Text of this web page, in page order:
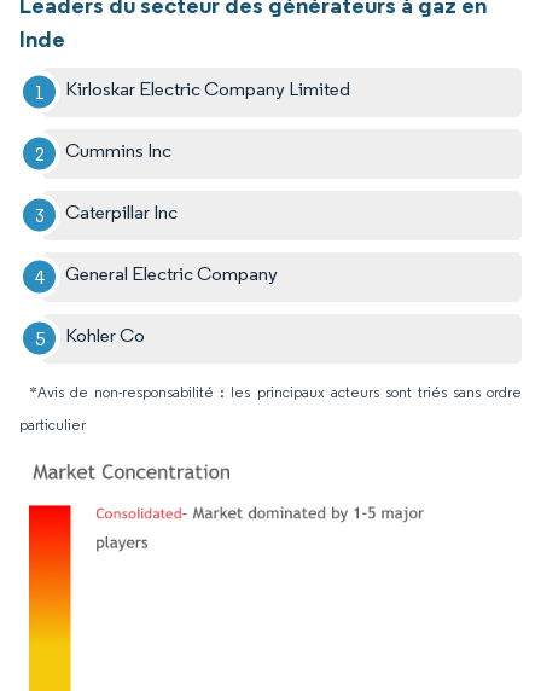
Inde
Kirloskar Electric Company Limited
Cummins Inc
Caterpillar Inc
General Electric Company
Kohler Co
*Avis de non-responsabilité : les principaux acteurs sont triés sans ordre
particulier